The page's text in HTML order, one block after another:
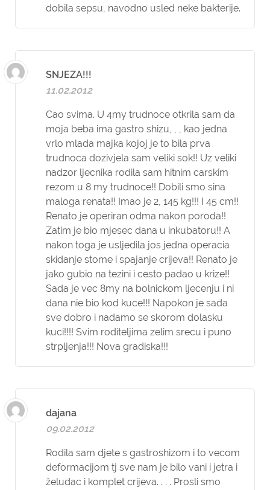
dobila sepsu, navodno usled neke bakterije.
SNJEZA!!!
11.02.2012
Cao svima. U 4my trudnoce otkrila sam da
moja beba ima gastro shizu, , , kao jedna
vrlo mlada majka kojoj je to bila prva
trudnoca dozivjela sam veliki sok!! Uz veliki
nadzor ljecnika rodila sam hitnim carskim
rezom u 8 my trudnoce!! Dobili smo sina
maloga renata!! Imao je 2, 145 kg!!! I 45 cm!!
Renato je operiran odma nakon poroda!!
Zatim je bio mjesec dana u inkubatoru!! A
nakon toga je usljedila jos jedna operacia
skidanje stome i spajanje crijeva!! Renato je
jako gubio na tezini i cesto padao u krize!!
Sada je vec 8my na bolnickom ljecenju i ni
dana nie bio kod kuce!!! Napokon je sada
sve dobro i nadamo se skorom dolasku
kuci!!!! Svim roditeljima zelim srecu i puno
strpljenja!!! Nova gradiska!!!
dajana
09.02.2012
Rodila sam djete s gastroshizom i to vecom
deformacijom tj sve nam je bilo vani i jetra i
želudac i komplet crijeva. . . . Prosli smo